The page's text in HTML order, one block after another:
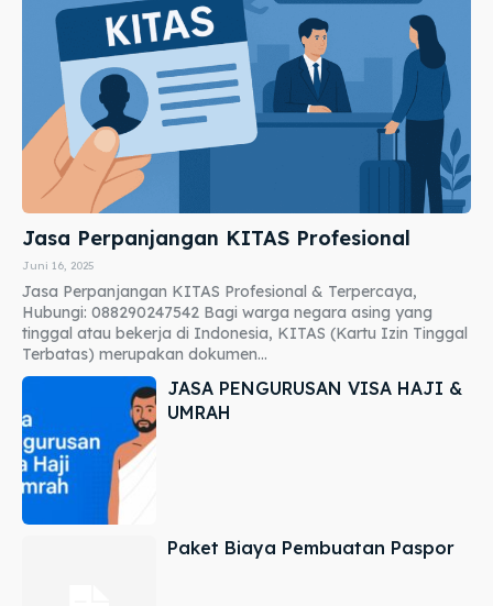
Jasa Perpanjangan KITAS Profesional
Juni 16, 2025
Jasa Perpanjangan KITAS Profesional & Terpercaya,
Hubungi: 088290247542 Bagi warga negara asing yang
tinggal atau bekerja di Indonesia, KITAS (Kartu Izin Tinggal
Terbatas) merupakan dokumen...
JASA PENGURUSAN VISA HAJI &
UMRAH
Paket Biaya Pembuatan Paspor